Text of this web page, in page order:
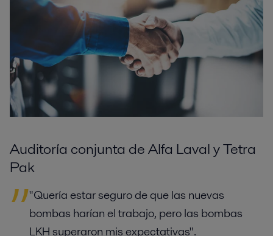
Auditoría conjunta de Alfa Laval y Tetra
Pak
"Quería estar seguro de que las nuevas
bombas harían el trabajo, pero las bombas
LKH superaron mis expectativas".